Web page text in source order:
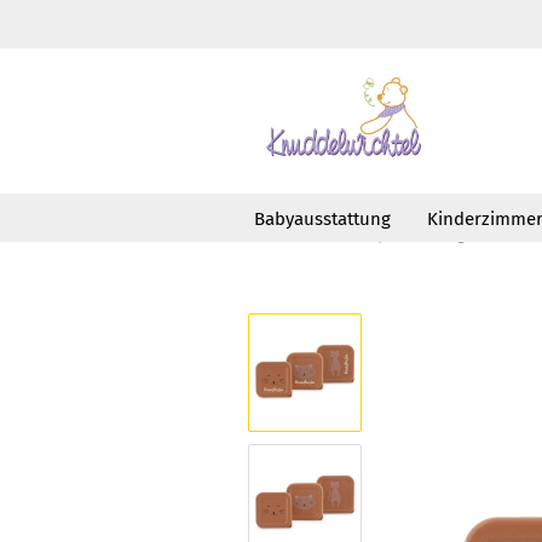
Babyausstattung Kinderzimmer